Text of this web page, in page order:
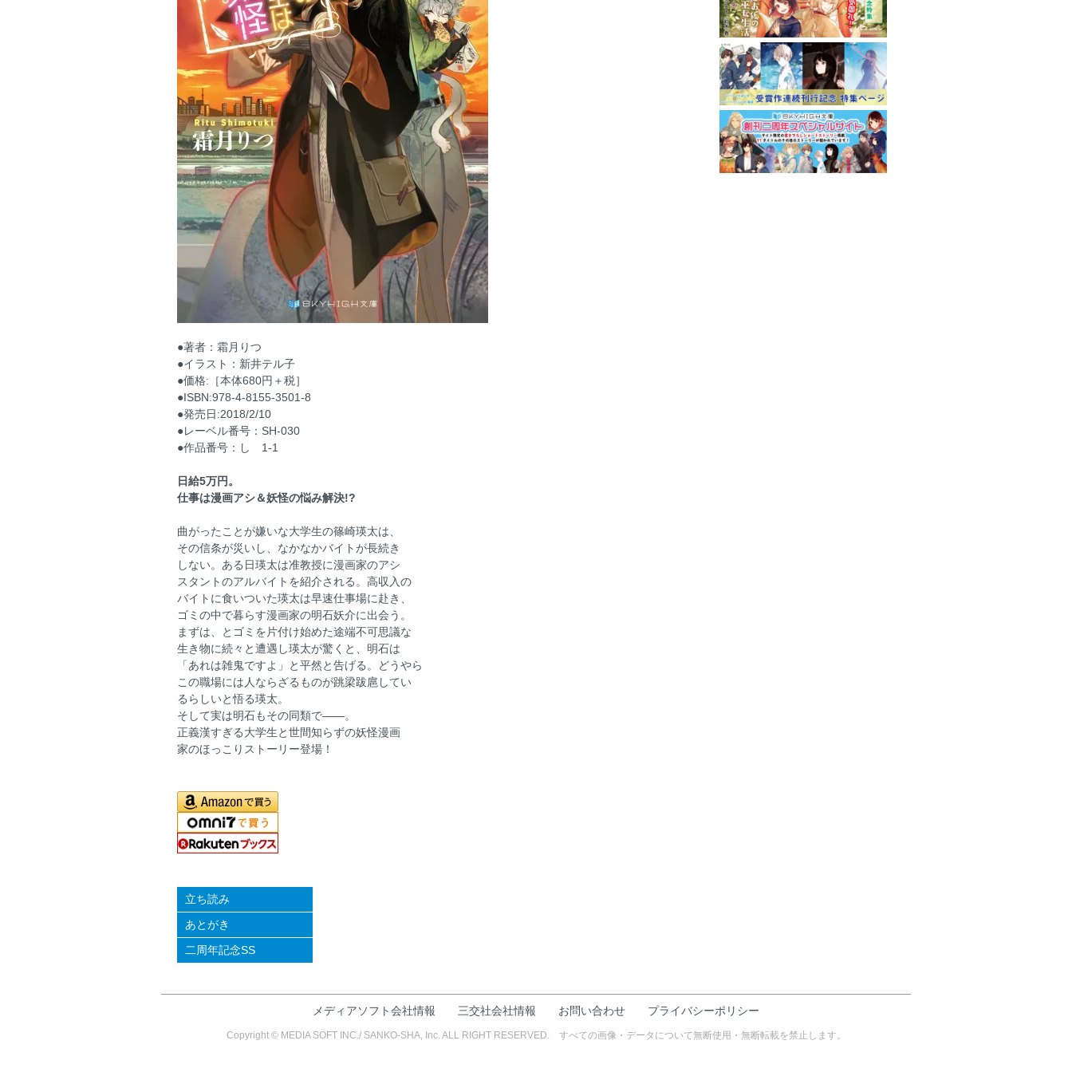
●著者：霜月りつ
●イラスト：新井テル子
●価格:［本体680円＋税］
●ISBN:978-4-8155-3501-8
●発売日:2018/2/10
●レーベル番号：SH‐030
●作品番号：し 1-1
日給5万円。
仕事は漫画アシ＆妖怪の悩み解決!?
曲がったことが嫌いな大学生の篠崎瑛太は、
その信条が災いし、なかなかバイトが長続き
しない。ある日瑛太は准教授に漫画家のアシ
スタントのアルバイトを紹介される。高収入の
バイトに食いついた瑛太は早速仕事場に赴き、
ゴミの中で暮らす漫画家の明石妖介に出会う。
まずは、とゴミを片付け始めた途端不可思議な
生き物に続々と遭遇し瑛太が驚くと、明石は
「あれは雑鬼ですよ」と平然と告げる。どうやら
この職場には人ならざるものが跳梁跋扈してい
るらしいと悟る瑛太。
そして実は明石もその同類で――。
正義漢すぎる大学生と世間知らずの妖怪漫画
家のほっこりストーリー登場！
立ち読み
あとがき
二周年記念SS
メディアソフト会社情報 三交社会社情報 お問い合わせ プライバシーポリシー
Copyright © MEDIA SOFT INC./ SANKO-SHA, Inc. ALL RIGHT RESERVED. すべての画像・データについて無断使用・無断転載を禁止します。